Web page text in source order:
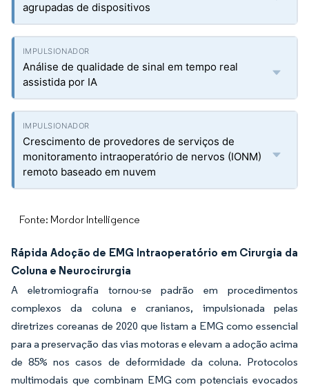
agrupadas de dispositivos
Análise de qualidade de sinal em tempo real
assistida por IA
Crescimento de provedores de serviços de
monitoramento intraoperatório de nervos (IONM)
remoto baseado em nuvem
Fonte: Mordor Intelligence
Rápida Adoção de EMG Intraoperatório em Cirurgia da
Coluna e Neurocirurgia
A eletromiografia tornou-se padrão em procedimentos
complexos da coluna e cranianos, impulsionada pelas
diretrizes coreanas de 2020 que listam a EMG como essencial
para a preservação das vias motoras e elevam a adoção acima
de 85% nos casos de deformidade da coluna. Protocolos
multimodais que combinam EMG com potenciais evocados